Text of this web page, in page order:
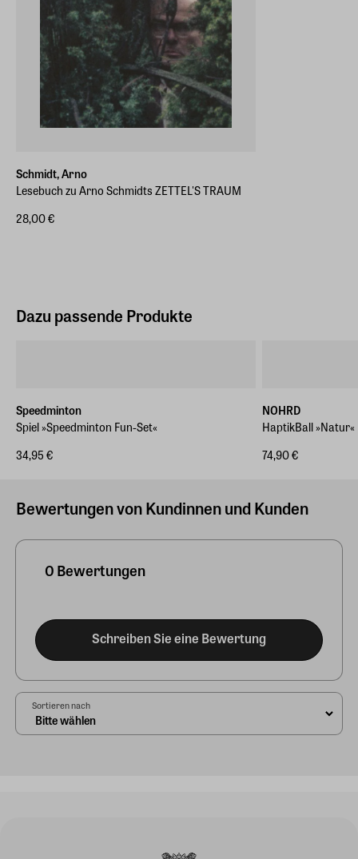
Schmidt, Arno
Lesebuch zu Arno Schmidts ZETTEL'S TRAUM
28,00 €
Dazu passende Produkte
Speedminton
Spiel »Speedminton Fun-Set«
34,95 €
NOHRD
HaptikBall »Natur«
74,90 €
Bewertungen von Kundinnen und Kunden
0 Bewertungen
Schreiben Sie eine Bewertung
Sortieren nach